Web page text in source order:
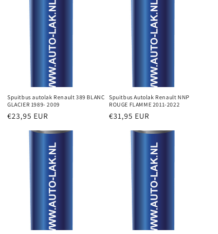
Spuitbus autolak Renault 389 BLANC
GLACIER 1989- 2009
Normale
€23,95 EUR
Spuitbus Autolak Renault NNP
ROUGE FLAMME 2011-2022
Normale
€31,95 EUR